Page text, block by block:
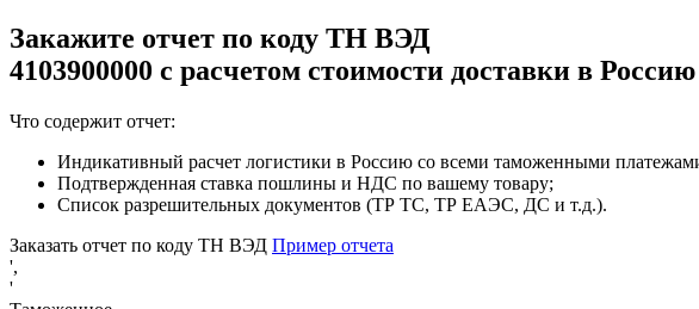
Закажите отчет по коду ТН ВЭД
4103900000 с расчетом стоимости доставки в Россию
Что содержит отчет:
Индикативный расчет логистики в Россию со всеми таможенными
Подтвержденная ставка пошлины и НДС по вашему товару;
Список разрешительных документов (ТР ТС, ТР ЕАЭС, ДС и т.д.).
Заказать отчет по коду ТН ВЭД Пример отчета
',
'